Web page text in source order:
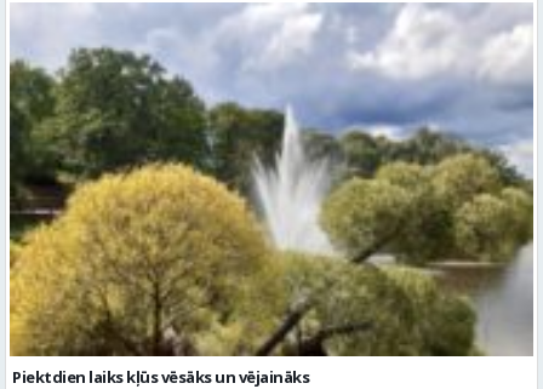
Piektdien laiks kļūs vēsāks un vējaināks